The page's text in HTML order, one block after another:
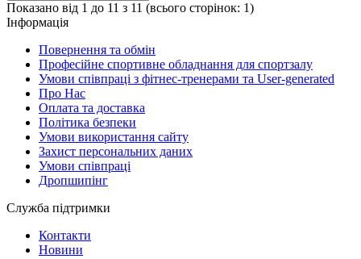
Показано від 1 до 11 з 11 (всього сторінок: 1)
Iнформація
Повернення та обмін
Професійне спортивне обладнання для спортзалу
Умови співпраці з фітнес-тренерами та User-generated
Про Нас
Оплата та доставка
Політика безпеки
Умови використання сайту
Захист персональних даних
Умови співпраці
Дропшипінг
Служба підтримки
Контакти
Новини